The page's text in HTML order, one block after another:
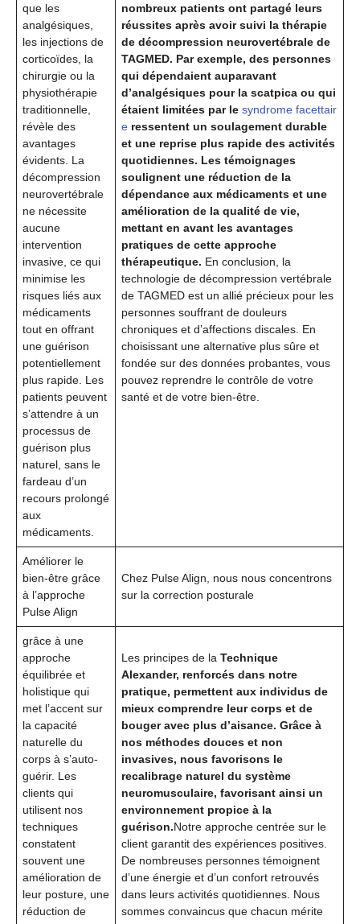
que les
analgésiques,
les injections de
corticoïdes, la
chirurgie ou la
physiothérapie
traditionnelle,
révèle des
avantages
évidents. La
décompression
neurovertébrale
ne nécessite
aucune
intervention
invasive, ce qui
minimise les
risques liés aux
médicaments
tout en offrant
une guérison
potentiellement
plus rapide. Les
patients peuvent
s’attendre à un
processus de
guérison plus
naturel, sans le
fardeau d’un
recours prolongé
aux
médicaments.
nombreux patients ont partagé leurs
réussites après avoir suivi la thérapie
de décompression neurovertébrale de
TAGMED. Par exemple, des personnes
qui dépendaient auparavant
d’analgésiques pour la scatpica ou qui
étaient limitées par le syndrome facettair
e ressentent un soulagement durable
et une reprise plus rapide des activités
quotidiennes. Les témoignages
soulignent une réduction de la
dépendance aux médicaments et une
amélioration de la qualité de vie,
mettant en avant les avantages
pratiques de cette approche
thérapeutique. En conclusion, la
technologie de décompression vertébrale
de TAGMED est un allié précieux pour les
personnes souffrant de douleurs
chroniques et d’affections discales. En
choisissant une alternative plus sûre et
fondée sur des données probantes, vous
pouvez reprendre le contrôle de votre
santé et de votre bien-être.
Améliorer le
bien-être grâce
à l’approche
Pulse Align
Chez Pulse Align, nous nous concentrons
sur la correction posturale
grâce à une
approche
équilibrée et
holistique qui
met l’accent sur
la capacité
naturelle du
corps à s’auto-
guérir. Les
clients qui
utilisent nos
techniques
constatent
souvent une
amélioration de
leur posture, une
réduction de
Les principes de la Technique
Alexander, renforcés dans notre
pratique, permettent aux individus de
mieux comprendre leur corps et de
bouger avec plus d’aisance. Grâce à
nos méthodes douces et non
invasives, nous favorisons le
recalibrage naturel du système
neuromusculaire, favorisant ainsi un
environnement propice à la
guérison.Notre approche centrée sur le
client garantit des expériences positives.
De nombreuses personnes témoignent
d’une énergie et d’un confort retrouvés
dans leurs activités quotidiennes. Nous
sommes convaincus que chacun mérite